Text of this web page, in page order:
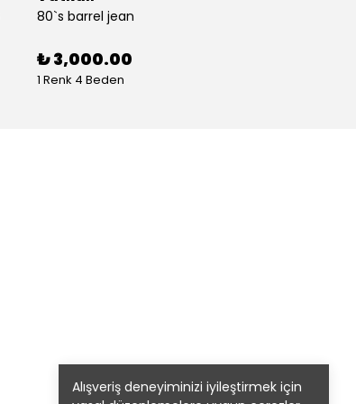
Alışveriş deneyiminizi iyileştirmek için
80`s barrel jean
₺ 3,000.00
1 Renk 4 Beden